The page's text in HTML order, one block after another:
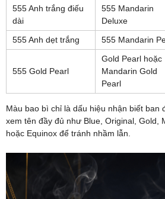
555 Anh trắng điếu
dài
555 Mandarin
Deluxe
555 Anh dẹt trắng
555 Mandarin
555 Gold Pearl
Gold Pearl hoặc
Mandarin Gold
Pearl
Màu bao bì chỉ là dấu hiệu nhận biết ban
xem tên đầy đủ như Blue, Original, Gold,
hoặc Equinox để tránh nhầm lẫn.